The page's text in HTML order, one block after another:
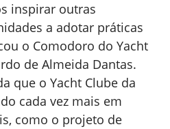
inspirar outras
a adotar práticas
o Comodoro do Yacht
de Almeida Dantas.
que o Yacht Clube da
cada vez mais em
como o projeto de